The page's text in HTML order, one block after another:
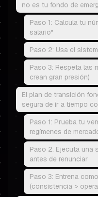
no es tu fondo de
Paso 1: Calcula tu
salario"
Paso 2: Usa el
Paso 3: Respeta las
crean gran presión)
El plan de transición
segura de ir a tiempo
Paso 1: Prueba tu
regímenes de
Paso 2: Ejecuta una
antes de renunciar
Paso 3: Entrena
(consistencia >